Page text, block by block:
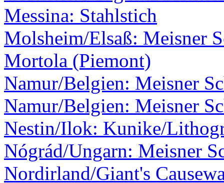
Messina: Stahlstich
Molsheim/Elsaß: Meisner
Mortola (Piemont)
Namur/Belgien: Meisner
Namur/Belgien: Meisner
Nestin/Ilok: Kunike/
Nógrád/Ungarn: Meisner
Nordirland/Giant's